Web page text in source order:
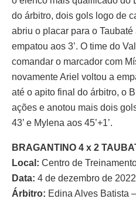
do árbitro, dois gols logo de
abriu o placar para o Taubaté
empatou aos 3’. O time do
comandar o marcador com
novamente Ariel voltou a
até o apito final do árbitro, o
ações e anotou mais dois
43’ e Mylena aos 45’+1’.
BRAGANTINO 4 x 2
Local: Centro de
Data: 4 de dezembro de
Árbitro: Edina Alves Batista